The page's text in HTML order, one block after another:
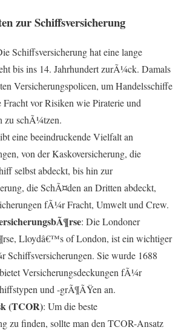
zur Schiffsversicherung
Schiffsversicherung hat eine lange
bis ins 14. Jahrhundert zurÃ¼ck. Damals
Versicherungspolicen, um Handelsschiffe
vor Risiken wie Piraterie und
zu schÃ¼tzen.
eine beeindruckende Vielfalt an
von der Kaskoversicherung, die
selbst abdeckt, bis hin zur
die SchÃ¤den an Dritten abdeckt,
fÃ¼r Fracht, Umwelt und Crew.
: Die Londoner
Lloydâ€™s of London, ist ein wichtiger
Sie wurde 1688
Versicherungsdeckungen fÃ¼r
und -grÃ¶ÃŸen an.
(TCOR): Um die beste
zu finden, sollte man den TCOR-Ansatz